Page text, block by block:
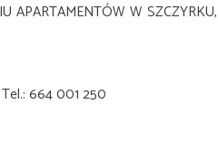
APARTAMENTÓW W SZCZYRKU,
664 001 250